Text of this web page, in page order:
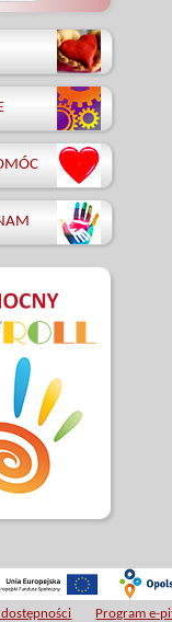
Program e-